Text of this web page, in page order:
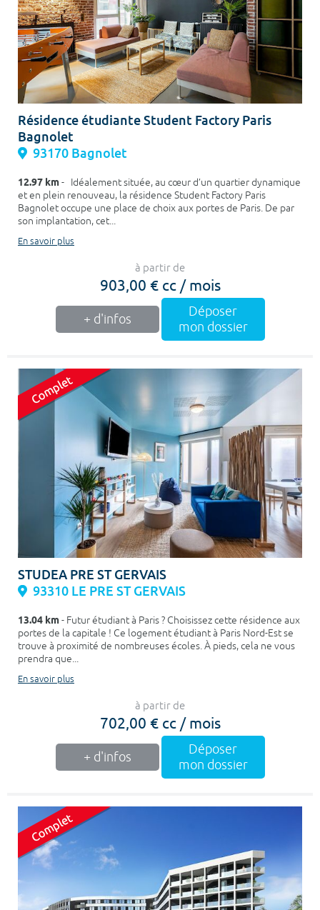
Résidence étudiante Student Factory Paris
Bagnolet
93170 Bagnolet
12.97 km- Idéalement située, au cœur d’un quartier dynamique
et en plein renouveau, la résidence Student Factory Paris
Bagnolet occupe une place de choix aux portes de Paris. De par
son implantation, cet...
En savoir plus
à partir de
903,00 € cc / mois
+ d'infos
Déposer
mon dossier
STUDEA PRE ST GERVAIS
93310 LE PRE ST GERVAIS
13.04 km- Futur étudiant à Paris ? Choisissez cette résidence aux
portes de la capitale ! Ce logement étudiant à Paris Nord-Est se
trouve à proximité de nombreuses écoles. À pieds, cela ne vous
prendra que...
En savoir plus
à partir de
702,00 € cc / mois
+ d'infos
Déposer
mon dossier